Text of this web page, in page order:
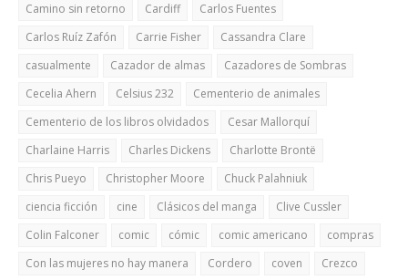
Camino sin retorno
Cardiff
Carlos Fuentes
Carlos Ruíz Zafón
Carrie Fisher
Cassandra Clare
casualmente
Cazador de almas
Cazadores de Sombras
Cecelia Ahern
Celsius 232
Cementerio de animales
Cementerio de los libros olvidados
Cesar Mallorquí
Charlaine Harris
Charles Dickens
Charlotte Brontë
Chris Pueyo
Christopher Moore
Chuck Palahniuk
ciencia ficción
cine Clásicos del manga
Clive Cussler
Colin Falconer
comic cómic comic americano
compras
Con las mujeres no hay manera
Cordero coven
Crezco